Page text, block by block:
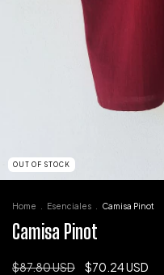
OUT OF STOCK
Home Esenciales Camisa Pinot
Camisa Pinot
$87.80 USD $70.24 USD